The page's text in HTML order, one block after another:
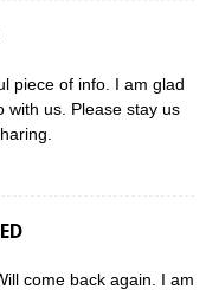
piece of info. I am glad
with us. Please stay us
come back again. I am